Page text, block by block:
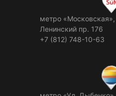
метро «Московская»,
Ленинский пр. 176
+7 (812) 748-10-63